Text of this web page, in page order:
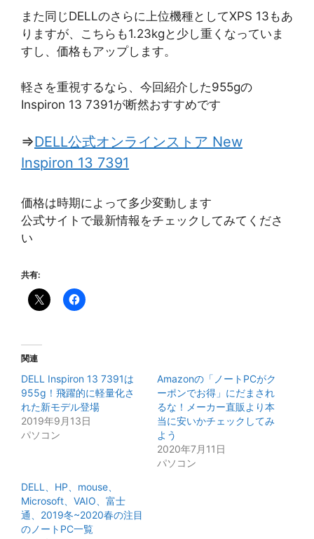
また同じDELLのさらに上位機種としてXPS 13もあ
りますが、こちらも1.23kgと少し重くなっていま
すし、価格もアップします。
軽さを重視するなら、今回紹介した955gの
Inspiron 13 7391が断然おすすめです
⇒DELL公式オンラインストア New
Inspiron 13 7391
価格は時期によって多少変動します
公式サイトで最新情報をチェックしてみてくださ
い
共有:
関連
DELL Inspiron 13 7391は
955g！飛躍的に軽量化さ
れた新モデル登場
2019年9月13日
パソコン
Amazonの「ノートPCがク
ーポンでお得」にだまされ
るな！メーカー直販より本
当に安いかチェックしてみ
よう
2020年7月11日
パソコン
DELL、HP、mouse、
Microsoft、VAIO、富士
通、2019冬~2020春の注目
のノートPC一覧